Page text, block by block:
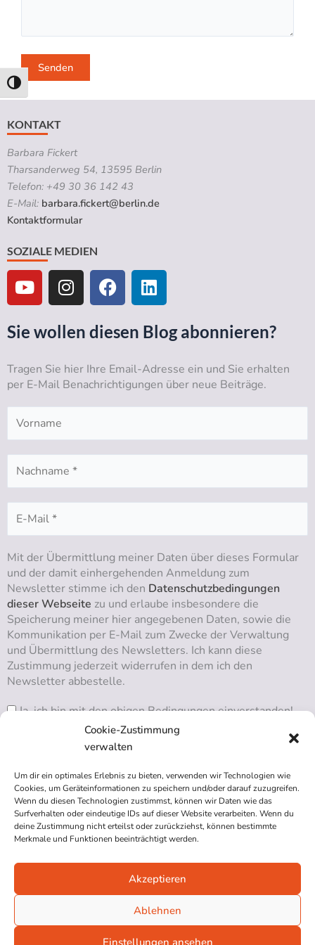
Cookie-Zustimmung
verwalten
Um dir ein optimales Erlebnis zu bieten, verwenden wir Technologien wie
Cookies, um Geräteinformationen zu speichern und/oder darauf zuzugreifen.
Wenn du diesen Technologien zustimmst, können wir Daten wie das
Surfverhalten oder eindeutige IDs auf dieser Website verarbeiten. Wenn du
deine Zustimmung nicht erteilst oder zurückziehst, können bestimmte
Merkmale und Funktionen beeinträchtigt werden.
Akzeptieren
Ablehnen
Einstellungen ansehen
Umschalten auf hohe Kontraste
e
r
.
KONTAKT
Barbara Fickert
Tharsanderweg 54, 13595 Berlin
Telefon: +49 30 36 142 43
E-Mail: barbara.fickert@berlin.de
Kontaktformular
SOZIALE MEDIEN
Y
o
u
t
u
e
I
n
s
t
a
g
r
a
m
F
a
c
e
b
o
o
k
L
i
n
k
e
d
i
n
Sie wollen diesen Blog abonnieren?
Tragen Sie hier Ihre Email-Adresse ein und Sie erhalten
per E-Mail Benachrichtigungen über neue Beiträge.
Mit der Übermittlung meiner Daten über dieses Formular
und der damit einhergehenden Anmeldung zum
Newsletter stimme ich den Datenschutzbedingungen
dieser Webseite zu und erlaube insbesondere die
Speicherung meiner hier angegebenen Daten, sowie die
Kommunikation per E-Mail zum Zwecke der Verwaltung
und Übermittlung des Newsletters. Ich kann diese
Zustimmung jederzeit widerrufen in dem ich den
Newsletter abbestelle.
Ja, ich bin mit den obigen Bedingungen einverstanden!
RSS ABONNIEREN
Cookie-Richtlinie (EU)